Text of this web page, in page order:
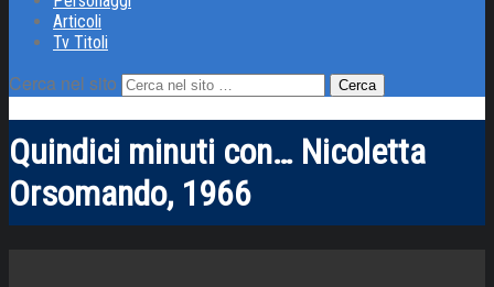
Articoli
Tv Titoli
Cerca nel sito
Quindici minuti con… Nicoletta
Orsomando, 1966